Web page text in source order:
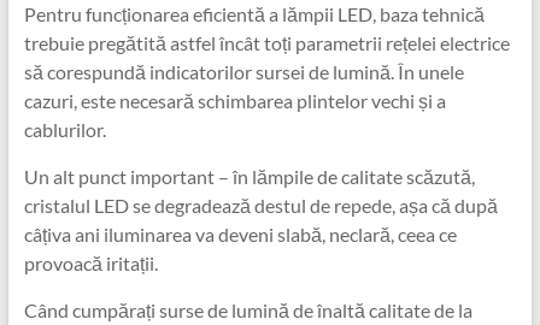
Pentru funcționarea eficientă a lămpii LED, baza tehnică
trebuie pregătită astfel încât toți parametrii rețelei electrice
să corespundă indicatorilor sursei de lumină. În unele
cazuri, este necesară schimbarea plintelor vechi și a
cablurilor.
Un alt punct important – în lămpile de calitate scăzută,
cristalul LED se degradează destul de repede, așa că după
câțiva ani iluminarea va deveni slabă, neclară, ceea ce
provoacă iritații.
Când cumpărați surse de lumină de înaltă calitate de la